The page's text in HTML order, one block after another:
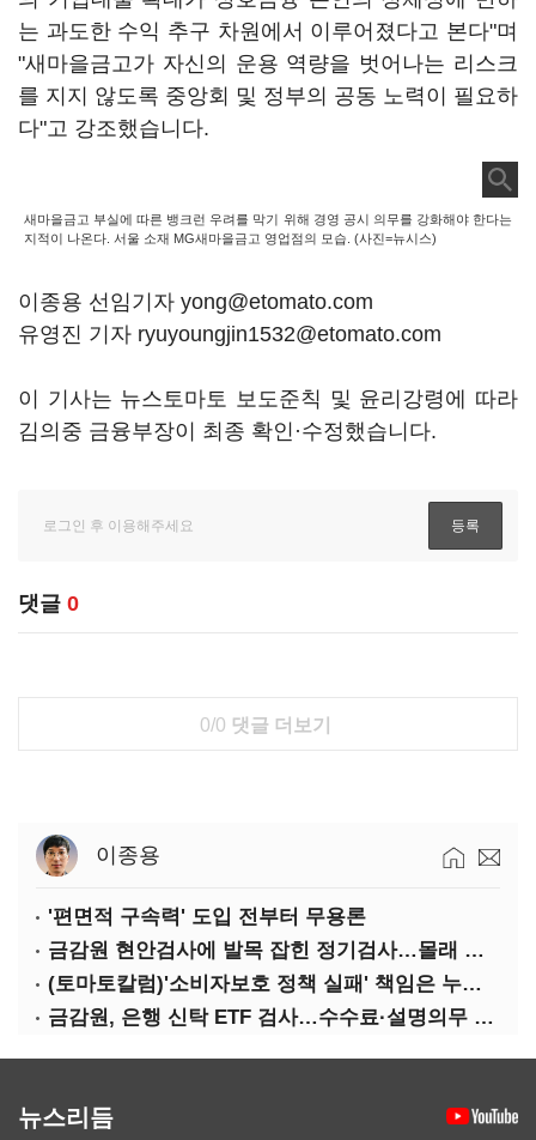
는 과도한 수익 추구 차원에서 이루어졌다고 본다"며
"새마을금고가 자신의 운용 역량을 벗어나는 리스크
를 지지 않도록 중앙회 및 정부의 공동 노력이 필요하
다"고 강조했습니다.
새마을금고 부실에 따른 뱅크런 우려를 막기 위해 경영 공시 의무를 강화해야 한다는
지적이 나온다. 서울 소재 MG새마을금고 영업점의 모습. (사진=뉴시스)
이종용 선임기자 yong@etomato.com
유영진 기자 ryuyoungjin1532@etomato.com
이 기사는 뉴스토마토 보도준칙 및 윤리강령에 따라
김의중 금융부장이 최종 확인·수정했습니다.
댓글 0
0/0 댓글 더보기
이종용
'편면적 구속력' 도입 전부터 무용론
금감원 현안검사에 발목 잡힌 정기검사…몰래 웃는 금융권
(토마토칼럼)'소비자보호 정책 실패' 책임은 누가 지나
금감원, 은행 신탁 ETF 검사…수수료·설명의무 정조준
뉴스리듬